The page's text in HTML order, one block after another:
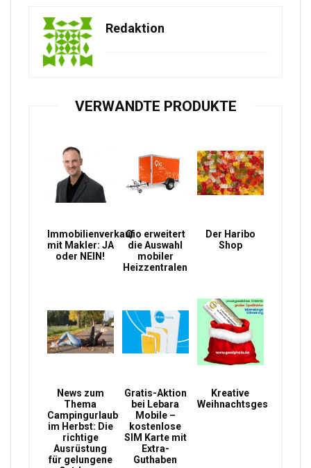
Redaktion
VERWANDTE PRODUKTE
Immobilienverkauf
mit Makler: JA
oder NEIN!
Qio erweitert
die Auswahl
mobiler
Heizzentralen
Der Haribo
Shop
News zum
Thema
Campingurlaub
im Herbst: Die
richtige
Ausrüstung
für gelungene
Gratis-Aktion
bei Lebara
Mobile –
kostenlose
SIM Karte mit
Extra-
Guthaben
Kreative
Weihnachtsgeschenke